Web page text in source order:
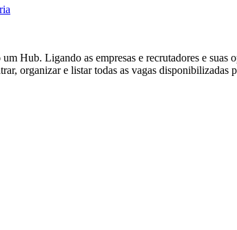
Hub. Ligando as empresas e recrutadores e suas
organizar e listar todas as vagas